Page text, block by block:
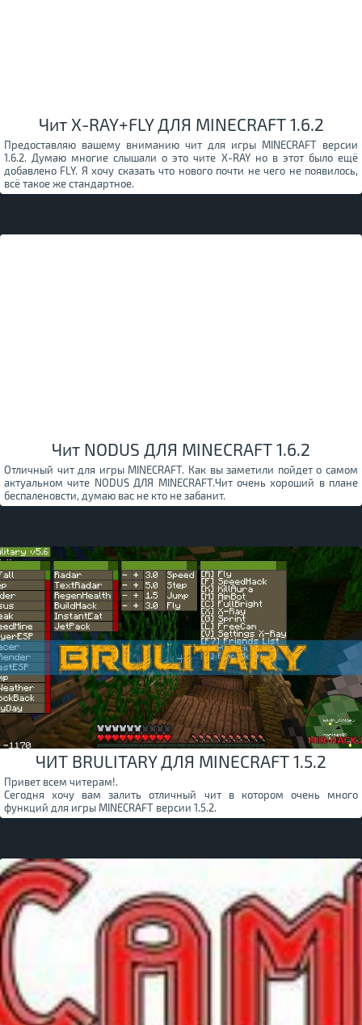
Чит X-RAY+FLY ДЛЯ MINECRAFT 1.6.2
Предоставляю вашему вниманию чит для игры MINECRAFT версии
1.6.2. Думаю многие слышали о это чите X-RAY но в этот было ещё
добавлено FLY. Я хочу сказать что нового почти не чего не появилось,
всё такое же стандартное.
Чит NODUS ДЛЯ MINECRAFT 1.6.2
Отличный чит для игры MINECRAFT. Как вы заметили пойдет о самом
актуальном чите NODUS ДЛЯ MINECRAFT.Чит очень хороший в плане
беспаленовсти, думаю вас не кто не забанит.
ЧИТ BRULITARY ДЛЯ MINECRAFT 1.5.2
Привет всем читерам!.
Сегодня хочу вам залить отличный чит в котором очень много
функций для игры MINECRAFT версии 1.5.2.